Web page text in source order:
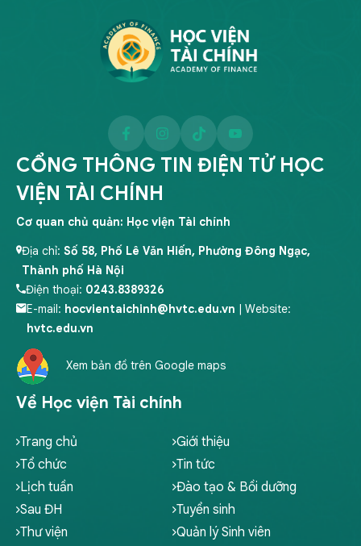
Về Học viện Tài chính
Trang chủ
Giới thiệu
Tổ chức
Tin tức
Lịch tuần
Đào tạo & Bồi dưỡng
Sau ĐH
Tuyển sinh
Thư viện
Quản lý Sinh viên
CỔNG THÔNG TIN ĐIỆN TỬ HỌC
VIỆN TÀI CHÍNH
Cơ quan chủ quản: Học viện Tài chính
Địa chỉ: Số 58, Phố Lê Văn Hiến, Phường Đông Ngạc,
Thành phố Hà Nội
Điện thoại: 0243.8389326
E-mail: hocvientaichinh@hvtc.edu.vn
| Website:
hvtc.edu.vn
Xem bản đồ trên Google maps